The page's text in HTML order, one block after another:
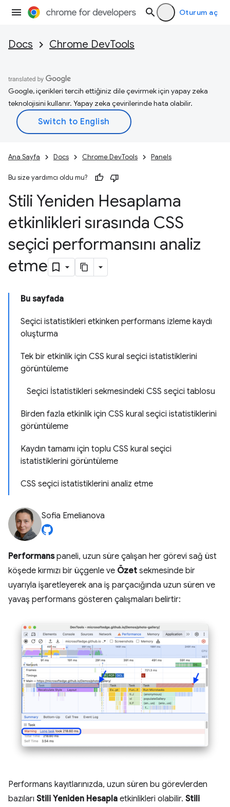
Oturum aç
Docs Chrome DevTools
Google, içerikleri tercih ettiğiniz dile çevirmek için yapay zeka
teknolojisini kullanır. Yapay zeka çevirilerinde hata olabilir.
Ana Sayfa Docs Chrome DevTools Panels
Bu size yardımcı oldu mu?
Stili Yeniden Hesaplama
etkinlikleri sırasında CSS
seçici performansını analiz
etme
Bu sayfada
Seçici istatistikleri etkinken performans izleme kaydı
oluşturma
Tek bir etkinlik için CSS kural seçici istatistiklerini
görüntüleme
Seçici İstatistikleri sekmesindeki CSS seçici tablosu
Birden fazla etkinlik için CSS kural seçici istatistiklerini
görüntüleme
Kaydın tamamı için toplu CSS kural seçici
istatistiklerini görüntüleme
CSS seçici istatistiklerini analiz etme
Sofia Emelianova
Performanspaneli, uzun süre çalışan her görevi sağ üst
köşede kırmızı bir üçgenle ve Özet sekmesinde bir
uyarıyla işaretleyerek ana iş parçacığında uzun süren ve
yavaş performans gösteren çalışmaları belirtir:
Performans kayıtlarınızda, uzun süren bu görevlerden
bazıları Stili Yeniden Hesapla etkinlikleri olabilir. Stili